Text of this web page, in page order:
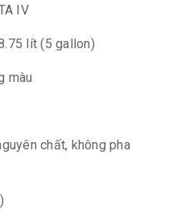
IV
lít (5 gallon)
màu
chất, không pha